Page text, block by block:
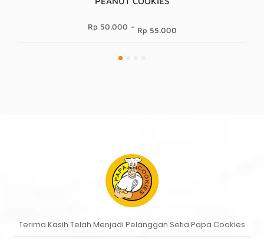
Rp 50.000 - Rp 55.000
Terima Kasih Telah Menjadi Pelanggan Setia Papa Cookies